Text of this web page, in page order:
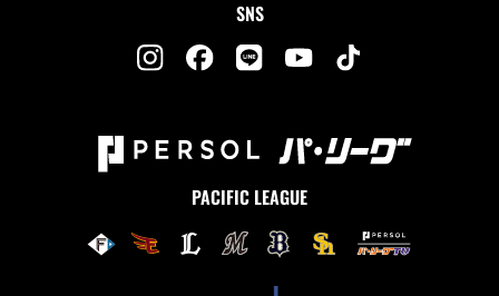
SNS
PACIFIC LEAGUE